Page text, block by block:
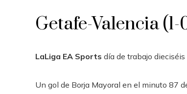
Getafe-Valencia (1-
LaLiga EA Sports día de trabajo dieciséis
Un gol de Borja Mayoral en el minuto 87